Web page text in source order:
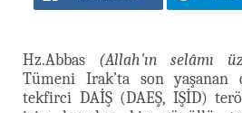
Hz.Abbas (Allah'ın selâmı
Tümeni Irak’ta son yaşanan
tekfirci DAİŞ (DAEŞ, IŞİD)